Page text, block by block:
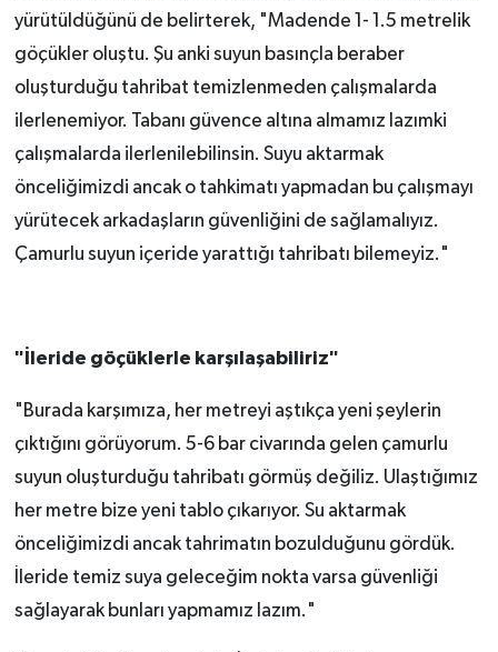
yürütüldüğünü de belirterek, "Madende 1- 1.5 metrelik
göçükler oluştu. Şu anki suyun basınçla beraber
oluşturduğu tahribat temizlenmeden çalışmalarda
ilerlenemiyor. Tabanı güvence altına almamız lazımki
çalışmalarda ilerlenilebilinsin. Suyu aktarmak
önceliğimizdi ancak o tahkimatı yapmadan bu çalışmayı
yürütecek arkadaşların güvenliğini de sağlamalıyız.
Çamurlu suyun içeride yarattığı tahribatı bilemeyiz."
"İleride göçüklerle karşılaşabiliriz"
"Burada karşımıza, her metreyi aştıkça yeni şeylerin
çıktığını görüyorum. 5-6 bar civarında gelen çamurlu
suyun oluşturduğu tahribatı görmüş değiliz. Ulaştığımız
her metre bize yeni tablo çıkarıyor. Su aktarmak
önceliğimizdi ancak tahrimatın bozulduğunu gördük.
İleride temiz suya geleceğim nokta varsa güvenliği
sağlayarak bunları yapmamız lazım."